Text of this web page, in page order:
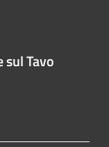
sul Tavo